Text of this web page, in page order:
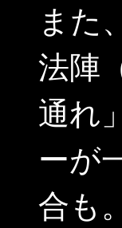
また
法陣
通れ
ーが
合も